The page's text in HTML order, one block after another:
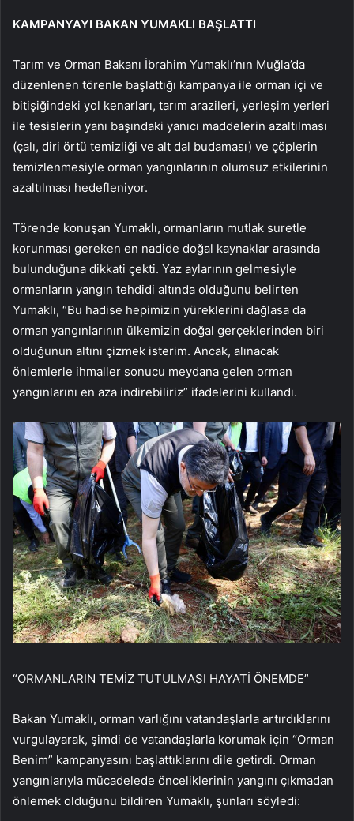
KAMPANYAYI BAKAN YUMAKLI BAŞLATTI
Tarım ve Orman Bakanı İbrahim Yumaklı’nın Muğla’da
düzenlenen törenle başlattığı kampanya ile orman içi ve
bitişiğindeki yol kenarları, tarım arazileri, yerleşim yerleri
ile tesislerin yanı başındaki yanıcı maddelerin azaltılması
(çalı, diri örtü temizliği ve alt dal budaması) ve çöplerin
temizlenmesiyle orman yangınlarının olumsuz etkilerinin
azaltılması hedefleniyor.
Törende konuşan Yumaklı, ormanların mutlak suretle
korunması gereken en nadide doğal kaynaklar arasında
bulunduğuna dikkati çekti. Yaz aylarının gelmesiyle
ormanların yangın tehdidi altında olduğunu belirten
Yumaklı, “Bu hadise hepimizin yüreklerini dağlasa da
orman yangınlarının ülkemizin doğal gerçeklerinden biri
olduğunun altını çizmek isterim. Ancak, alınacak
önlemlerle ihmaller sonucu meydana gelen orman
yangınlarını en aza indirebiliriz” ifadelerini kullandı.
“ORMANLARIN TEMİZ TUTULMASI HAYATİ ÖNEMDE”
Bakan Yumaklı, orman varlığını vatandaşlarla artırdıklarını
vurgulayarak, şimdi de vatandaşlarla korumak için “Orman
Benim” kampanyasını başlattıklarını dile getirdi. Orman
yangınlarıyla mücadelede önceliklerinin yangını çıkmadan
önlemek olduğunu bildiren Yumaklı, şunları söyledi: